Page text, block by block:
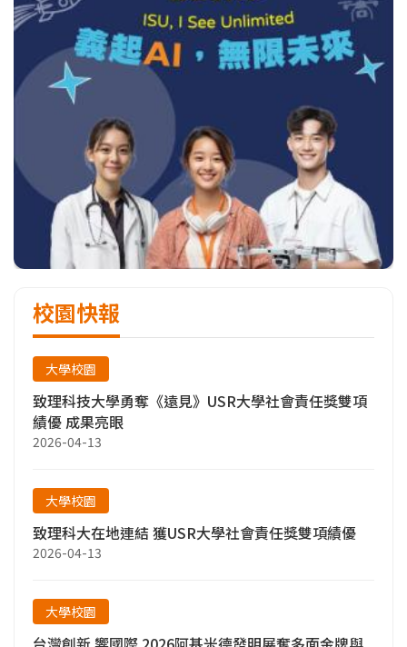
校園快報
大學校園
致理科技大學勇奪《遠見》USR大學社會責任獎雙項
績優 成果亮眼
2026-04-13
大學校園
致理科大在地連結 獲USR大學社會責任獎雙項績優
2026-04-13
大學校園